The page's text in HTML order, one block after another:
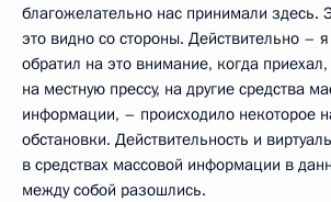
благожелательно нас принимали здесь.
это видно со стороны. Действительно –
обратил на это внимание, когда
на местную прессу, на другие средства
информации, – происходило некоторое
обстановки. Действительность и
в средствах массовой информации в
между собой разошлись.